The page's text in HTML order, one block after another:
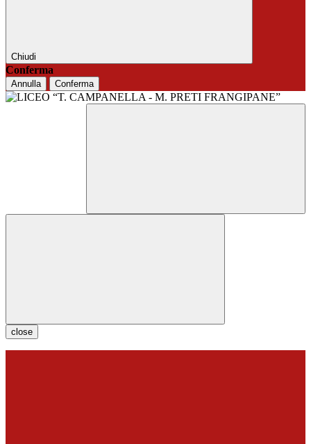
Chiudi
Conferma
Annulla Conferma
close